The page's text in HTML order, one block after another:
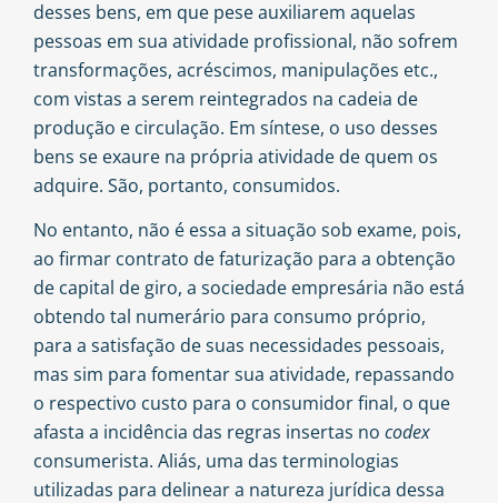
desses bens, em que pese auxiliarem aquelas
pessoas em sua atividade profissional, não sofrem
transformações, acréscimos, manipulações etc.,
com vistas a serem reintegrados na cadeia de
produção e circulação. Em síntese, o uso desses
bens se exaure na própria atividade de quem os
adquire. São, portanto, consumidos.
No entanto, não é essa a situação sob exame, pois,
ao firmar contrato de faturização para a obtenção
de capital de giro, a sociedade empresária não está
obtendo tal numerário para consumo próprio,
para a satisfação de suas necessidades pessoais,
mas sim para fomentar sua atividade, repassando
o respectivo custo para o consumidor final, o que
afasta a incidência das regras insertas no codex
consumerista. Aliás, uma das terminologias
utilizadas para delinear a natureza jurídica dessa